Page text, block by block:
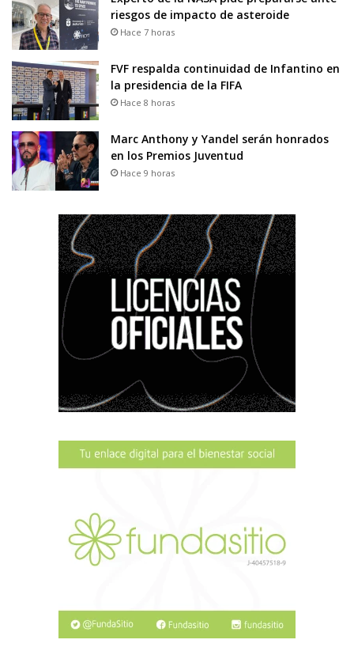
riesgos de impacto de asteroide
Hace 7 horas
FVF respalda continuidad de Infantino en
la presidencia de la FIFA
Hace 8 horas
Marc Anthony y Yandel serán honrados
en los Premios Juventud
Hace 9 horas